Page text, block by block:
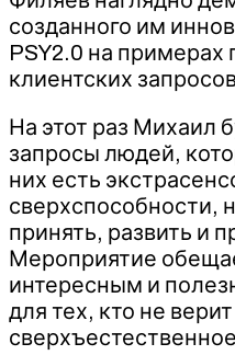
созданного им
PSY2.0 на примерах
клиентских
На этот раз Михаил
запросы людей,
них есть
сверхспособности,
принять, развить и
Мероприятие
интересным и
для тех, кто не